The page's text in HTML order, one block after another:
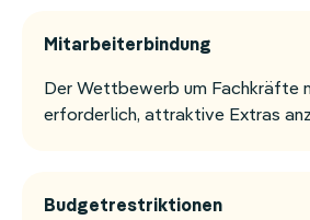
Mitarbeiterbindung
Der Wettbewerb um Fachkräfte
erforderlich, attraktive Extras
Budgetrestriktionen